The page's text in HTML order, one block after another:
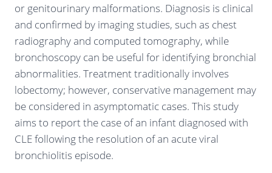
or genitourinary malformations. Diagnosis is clinical
and confirmed by imaging studies, such as chest
radiography and computed tomography, while
bronchoscopy can be useful for identifying bronchial
abnormalities. Treatment traditionally involves
lobectomy; however, conservative management may
be considered in asymptomatic cases. This study
aims to report the case of an infant diagnosed with
CLE following the resolution of an acute viral
bronchiolitis episode.